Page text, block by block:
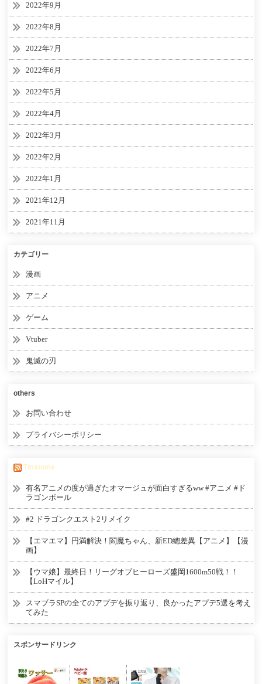
2022年9月
2022年8月
2022年7月
2022年6月
2022年5月
2022年4月
2022年3月
2022年2月
2022年1月
2021年12月
2021年11月
カテゴリー
漫画
アニメ
ゲーム
Vtuber
鬼滅の刃
others
お問い合わせ
プライバシーポリシー
Tmatome
有名アニメの度が過ぎたオマージュが面白すぎるww #アニメ #ド
ラゴンボール
#2 ドラゴンクエスト2リメイク
【エマエマ】円満解決！閻魔ちゃん、新ED總差異【アニメ】【漫
画】
【ウマ娘】最終日！リーグオブヒーローズ盛岡1600m50戦！！
【LoHマイル】
スマブラSPの全てのアプデを振り返り、良かったアプデ5選を考え
てみた
スポンサードリンク